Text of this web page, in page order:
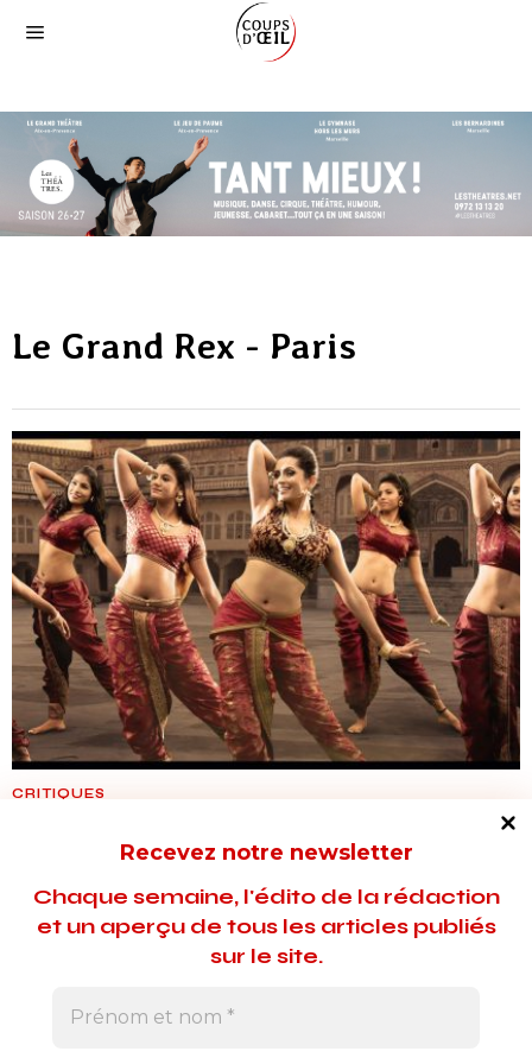
Le Grand Rex - Paris
CRITIQUES
comme un air de Bollywood à
Alors que les premiers grands froids assaillent la capitale, allez
vous réchauffer au Grand Rex avec la comédie musicale
Bharati 2 : le palais des illusions.
21 janvier 2016
Recevez notre newsletter
Chaque semaine, l'édito de la rédaction
et un aperçu de tous les articles publiés
sur le site.